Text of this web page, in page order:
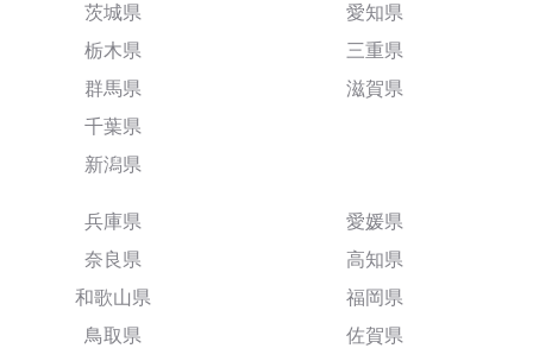
茨城県
栃木県
群馬県
千葉県
新潟県
愛知県
三重県
滋賀県
兵庫県
奈良県
和歌山県
鳥取県
愛媛県
高知県
福岡県
佐賀県